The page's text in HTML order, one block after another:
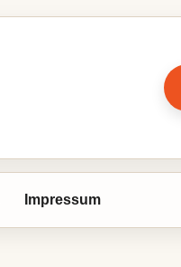
Impressum